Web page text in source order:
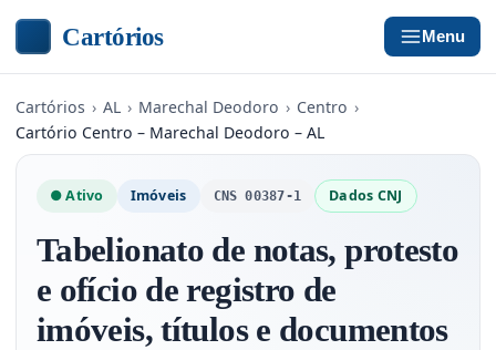
Cartórios Menu
Cartórios › AL › Marechal Deodoro › Centro ›
Cartório Centro – Marechal Deodoro – AL
● Ativo Imóveis CNS 00387-1 Dados CNJ
Tabelionato de notas, protesto
e ofício de registro de
imóveis, títulos e documentos